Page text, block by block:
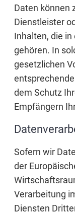
Daten können
Dienstleister
Inhalten, die
gehören. In
gesetzlichen
dem Schutz
Empfängern
Sofern wir
der
Verarbeitung
Diensten